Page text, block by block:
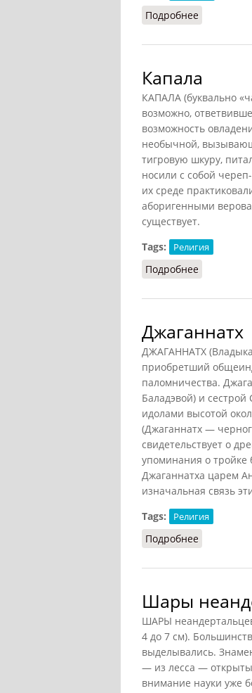
Подробнее
Капала
КАПАЛА (буквально
возможно,
возможность
необычной,
тигровую шкуру,
носили с собой
их среде
аборигенными
существует.
Tags:
Религия
Подробнее
Джаганнатх
ДЖАГАННАТХ
приобретший
паломничества.
Баладэвой) и
идолами высотой
(Джаганнатх —
свидетельствует о
упоминания о тройке
Джаганнатха царем
изначальная связь
Tags:
Религия
Подробнее
Шары
ШАРЫ
4 до 7 см).
выделывались.
— из лесса —
внимание науки уже